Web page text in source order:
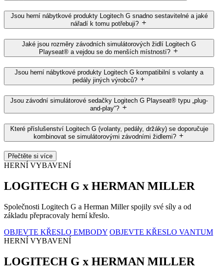
Jsou herní nábytkové produkty Logitech G snadno sestavitelné a jaké
nářadí k tomu potřebuji?
Jaké jsou rozměry závodních simulátorových židlí Logitech G
Playseat® a vejdou se do menších místností?
Jsou herní nábytkové produkty Logitech G kompatibilní s volanty a
pedály jiných výrobců?
Jsou závodní simulátorové sedačky Logitech G Playseat® typu „plug-
and-play“?
Které příslušenství Logitech G (volanty, pedály, držáky) se doporučuje
kombinovat se simulátorovými závodními židlemi?
Přečtěte si více
HERNÍ VYBAVENÍ
LOGITECH G x HERMAN MILLER
Společnosti Logitech G a Herman Miller spojily své síly a od
základu přepracovaly herní křeslo.
OBJEVTE KŘESLO EMBODY OBJEVTE KŘESLO VANTUM
HERNÍ VYBAVENÍ
LOGITECH G x HERMAN MILLER